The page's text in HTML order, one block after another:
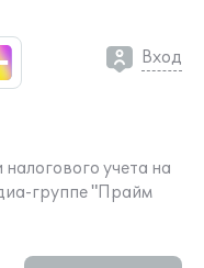
Вход
учета на
группе "Прайм